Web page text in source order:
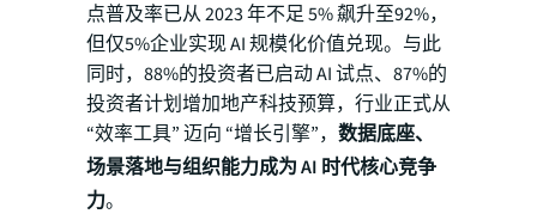
点普及率已从 2023 年不足 5% 飙升至92%，
但仅5%企业实现 AI 规模化价值兑现。与此
同时，88%的投资者已启动 AI 试点、87%的
投资者计划增加地产科技预算，行业正式从
“效率工具” 迈向 “增长引擎”， 数据底座、
场景落地与组织能力成为 AI 时代核心竞争
力。